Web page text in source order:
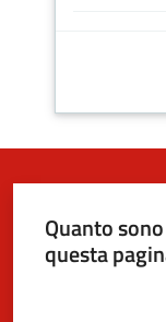
argomenti
Quanto
questa